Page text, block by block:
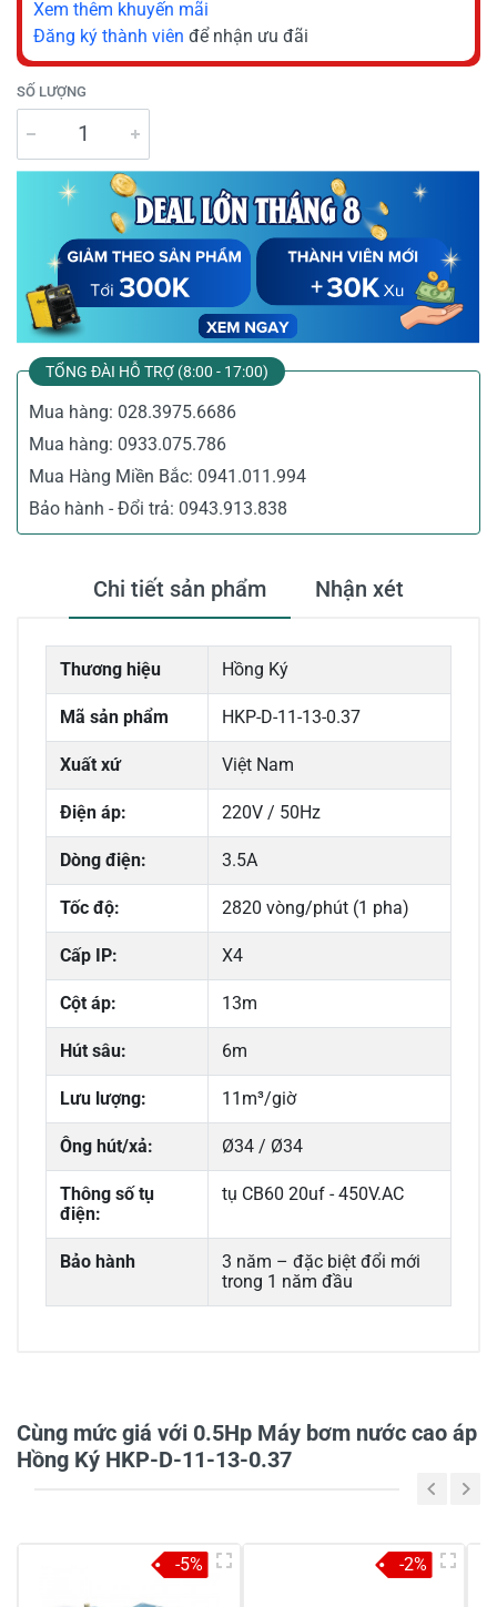
Xem thêm khuyến mãi
Đăng ký thành viên để nhận ưu đãi
SỐ LƯỢNG
TỔNG ĐÀI HỖ TRỢ (8:00 - 17:00)
Mua hàng: 028.3975.6686
Mua hàng: 0933.075.786
Mua Hàng Miền Bắc: 0941.011.994
Bảo hành - Đổi trả: 0943.913.838
Chi tiết sản phẩm Nhận xét
Thương hiệu Hồng Ký
Mã sản phẩm HKP-D-11-13-0.37
Xuất xứ Việt Nam
Điện áp: 220V / 50Hz
Dòng điện: 3.5A
Tốc độ: 2820 vòng/phút (1 pha)
Cấp IP: X4
Cột áp: 13m
Hút sâu: 6m
Lưu lượng: 11m³/giờ
Ông hút/xả: Ø34 / Ø34
Thông số tụ
điện:
tụ CB60 20uf - 450V.AC
Bảo hành
3 năm – đặc biệt đổi mới
trong 1 năm đầu
Cùng mức giá với 0.5Hp Máy bơm nước cao áp
Hồng Ký HKP-D-11-13-0.37
-5% -2%